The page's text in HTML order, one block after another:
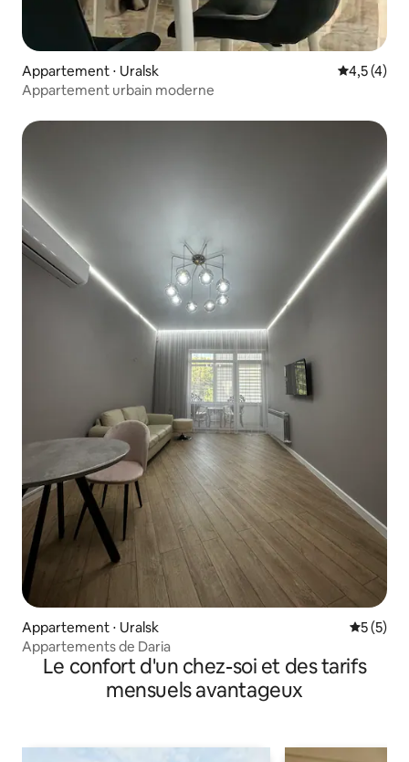
Appartement ⋅ Uralsk Évaluation
4,5 (4)
Appartement urbain moderne
Appartement ⋅ Uralsk
5 (5)
Appartements de Daria
Le confort d'un chez-soi et des tarifs
mensuels avantageux